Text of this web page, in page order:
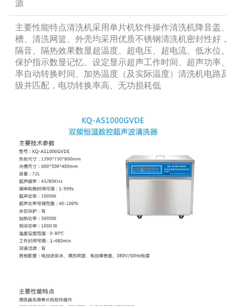
源
主要性能特点清洗机采用单片机软件操作清洗机降音盖
槽、清洗网篮、外壳均采用优质不锈钢清洗机密封性好
隔音、隔热效果数显超温度、超电压、超电流、低水位
保护指示数显记忆、设定显示超声工作时间、超声功率
率自动转换时间、加热温度（及实际温度）清洗机电路
级并匹配，电功转换率高、无功损耗低